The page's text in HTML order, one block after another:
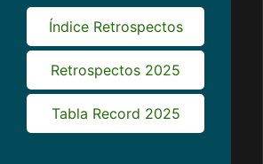
Índice Retrospectos
Retrospectos 2025
Tabla Record 2025